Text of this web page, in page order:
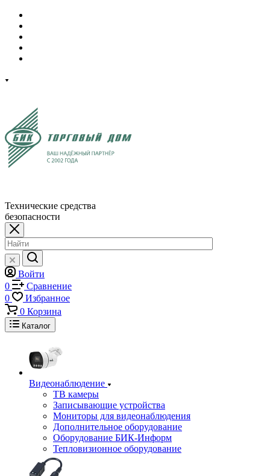
Технические средства
безопасности
Войти
0
Сравнение
0
Избранное
0 Корзина
Каталог
Видеонаблюдение
ТВ камеры
Записывающие устройства
Мониторы для видеонаблюдения
Дополнительное оборудование
Оборудование БИК-Информ
Тепловизионное оборудование